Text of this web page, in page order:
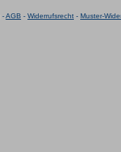
-AGB - Widerrufsrecht - Muster-